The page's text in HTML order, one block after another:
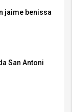
jaime benissa
San Antoni